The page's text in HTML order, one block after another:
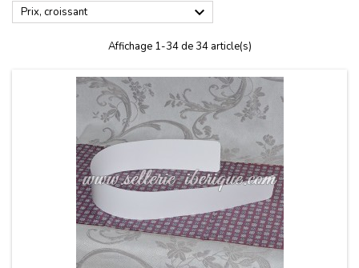
Prix, croissant 
Affichage 1-34 de 34 article(s)